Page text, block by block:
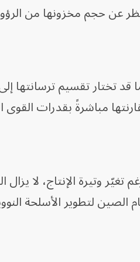
عن حجم مخزونها من
قد تختار تقسيم ترسانتها
مباشرةً بقدرات القوى
تغيّر وتيرة الإنتاج، لا
الصين لتطوير الأسلحة